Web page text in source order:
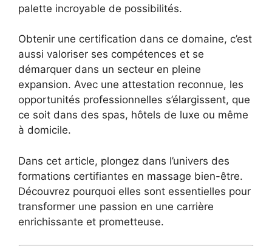
palette incroyable de possibilités.
Obtenir une certification dans ce domaine, c’est
aussi valoriser ses compétences et se
démarquer dans un secteur en pleine
expansion. Avec une attestation reconnue, les
opportunités professionnelles s’élargissent, que
ce soit dans des spas, hôtels de luxe ou même
à domicile.
Dans cet article, plongez dans l’univers des
formations certifiantes en massage bien-être.
Découvrez pourquoi elles sont essentielles pour
transformer une passion en une carrière
enrichissante et prometteuse.